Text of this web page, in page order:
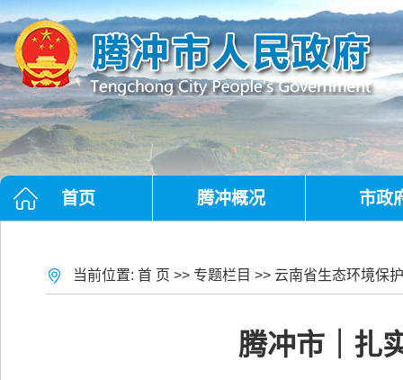
首页 腾冲概况 市政
当前位置: 首 页 >> 专题栏目 >> 云南省生态环境保
腾冲市｜扎